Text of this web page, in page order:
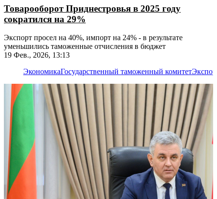
Товарооборот Приднестровья в 2025 году
сократился на 29%
Экспорт просел на 40%, импорт на 24% - в результате
уменьшились таможенные отчисления в бюджет
19 Фев., 2026, 13:13
ЭкономикаГосударственный таможенный комитет